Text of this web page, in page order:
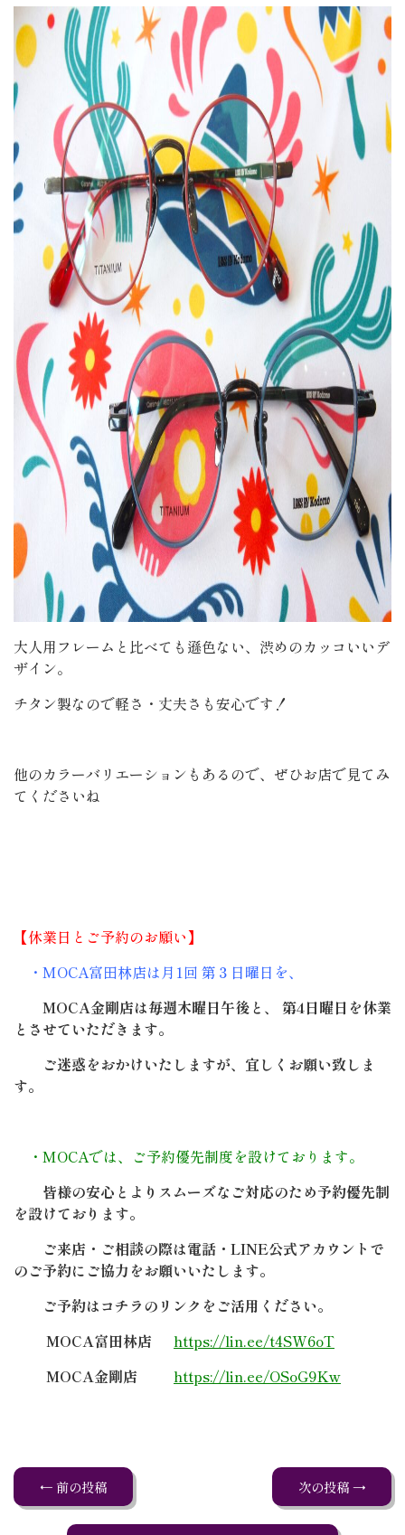
大人用フレームと比べても遜色ない、渋めのカッコいいデ
ザイン。
チタン製なので軽さ・丈夫さも安心です！
他のカラーバリエーションもあるので、ぜひお店で見てみ
てくださいね
【休業日とご予約のお願い】
・MOCA富田林店は月1回 第３日曜日を、
MOCA金剛店は毎週木曜日午後と、 第4日曜日を休業
とさせていただきます。
ご迷惑をおかけいたしますが、宜しくお願い致しま
す。
・MOCAでは、ご予約優先制度を設けております。
皆様の安心とよりスムーズなご対応のため予約優先制
を設けております。
ご来店・ご相談の際は電話・LINE公式アカウントで
のご予約にご協力をお願いいたします。
ご予約はコチラのリンクをご活用ください。
MOCA富田林店 https://lin.ee/t4SW6oT
MOCA金剛店 https://lin.ee/OSoG9Kw
← 前の投稿 次の投稿 →